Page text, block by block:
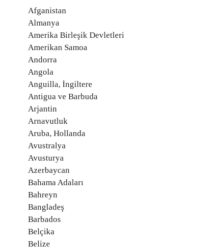
Afganistan
Almanya
Amerika Birleşik Devletleri
Amerikan Samoa
Andorra
Angola
Anguilla, İngiltere
Antigua ve Barbuda
Arjantin
Arnavutluk
Aruba, Hollanda
Avustralya
Avusturya
Azerbaycan
Bahama Adaları
Bahreyn
Bangladeş
Barbados
Belçika
Belize